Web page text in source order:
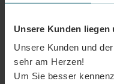
Unsere Kunden liegen
Unsere Kunden und
sehr am Herzen!
Um Sie besser